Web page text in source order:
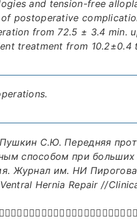
and tension-free
postoperative
from 72.5 ± 3.4 min.
treatment from 10.2±0.4
С.Ю. Передняя
способом при больших
Журнал им. НИ
Hernia Repair //